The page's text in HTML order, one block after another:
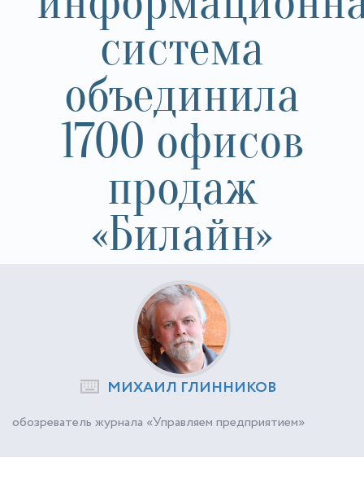
система
объединила
1700 офисов
продаж
«Билайн»
МИХАИЛ ГЛИННИКОВ
обозреватель журнала «Управляем предприятием»